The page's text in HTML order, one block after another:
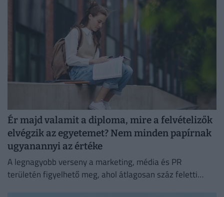
Ér majd valamit a diploma, mire a felvételizők
elvégzik az egyetemet? Nem minden papírnak
ugyanannyi az értéke
A legnagyobb verseny a marketing, média és PR
területén figyelhető meg, ahol átlagosan száz feletti